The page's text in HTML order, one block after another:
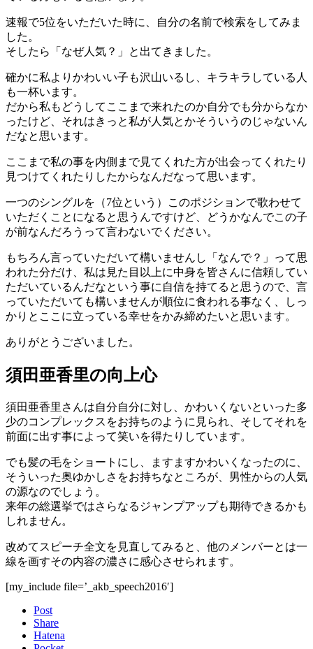
速報で5位をいただいた時に、自分の名前で検索をしてみま
した。
そしたら「なぜ人気？」と出てきました。
確かに私よりかわいい子も沢山いるし、キラキラしている人
も一杯います。
だから私もどうしてここまで来れたのか自分でも分からなか
ったけど、それはきっと私が人気とかそういうのじゃないん
だなと思います。
ここまで私の事を内側まで見てくれた方が出会ってくれたり
見つけてくれたりしたからなんだなって思います。
一つのシングルを（7位という）このポジションで歌わせて
いただくことになると思うんですけど、どうかなんでこの子
が前なんだろうって言わないでください。
もちろん言っていただいて構いませんし「なんで？」って思
われた分だけ、私は見た目以上に中身を皆さんに信頼してい
ただいているんだなという事に自信を持てると思うので、言
っていただいても構いませんが順位に食われる事なく、しっ
かりとここに立っている幸せをかみ締めたいと思います。
ありがとうございました。
須田亜香里の向上心
須田亜香里さんは自分自分に対し、かわいくないといった多
少のコンプレックスをお持ちのように見られ、そしてそれを
前面に出す事によって笑いを得たりしています。
でも髪の毛をショートにし、ますますかわいくなったのに、
そういった奥ゆかしさをお持ちなところが、男性からの人気
の源なのでしょう。
来年の総選挙ではさらなるジャンプアップも期待できるかも
しれません。
改めてスピーチ全文を見直してみると、他のメンバーとは一
線を画すその内容の濃さに感心させられます。
[my_include file=’_akb_speech2016′]
Post
Share
Hatena